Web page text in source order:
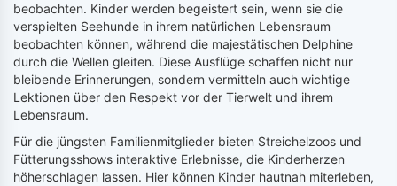
beobachten. Kinder werden begeistert sein, wenn sie die
verspielten Seehunde in ihrem natürlichen Lebensraum
beobachten können, während die majestätischen Delphine
durch die Wellen gleiten. Diese Ausflüge schaffen nicht nur
bleibende Erinnerungen, sondern vermitteln auch wichtige
Lektionen über den Respekt vor der Tierwelt und ihrem
Lebensraum.
Für die jüngsten Familienmitglieder bieten Streichelzoos und
Fütterungsshows interaktive Erlebnisse, die Kinderherzen
höherschlagen lassen. Hier können Kinder hautnah miterleben,